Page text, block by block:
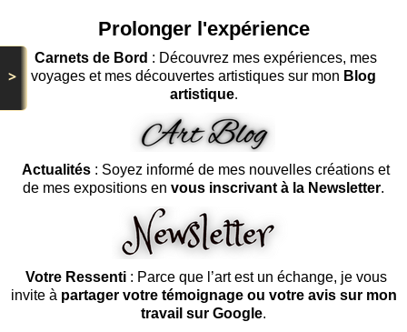
>
Prolonger l'expérience
Carnets de Bord : Découvrez mes expériences, mes
voyages et mes découvertes artistiques sur mon Blog
artistique.
Actualités : Soyez informé de mes nouvelles créations et
de mes expositions en vous inscrivant à la Newsletter.
Votre Ressenti: Parce que l’art est un échange, je vous
invite à partager votre témoignage ou votre avis sur mon
travail sur Google.